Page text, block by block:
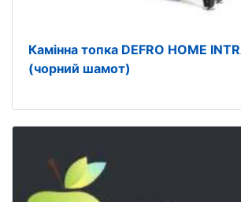
Камінна топка DEFRO HOME
(чорний шамот)